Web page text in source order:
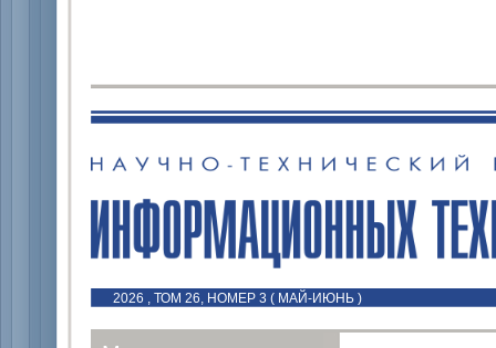
2026 , ТОМ 26, НОМЕР 3 ( МАЙ-ИЮНЬ )